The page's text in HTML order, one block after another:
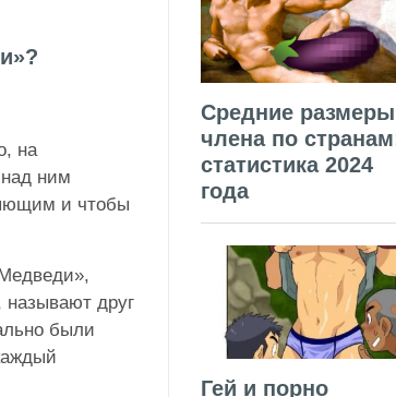
на
ним
и чтобы
друг
были
Средние размеры
члена по
статистика 2024
года
Гей и порно